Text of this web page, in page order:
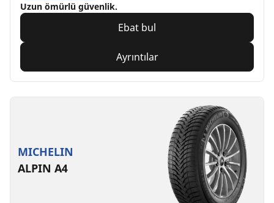
Uzun ömürlü güvenlik.
Ebat bul
Ayrıntılar
MICHELIN
ALPIN A4